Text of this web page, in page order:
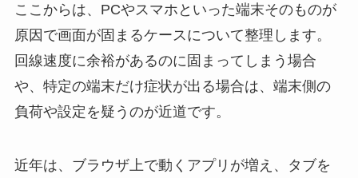
ここからは、PCやスマホといった端末そのものが
原因で画面が固まるケースについて整理します。
回線速度に余裕があるのに固まってしまう場合
や、特定の端末だけ症状が出る場合は、端末側の
負荷や設定を疑うのが近道です。
近年は、ブラウザ上で動くアプリが増え、タブを